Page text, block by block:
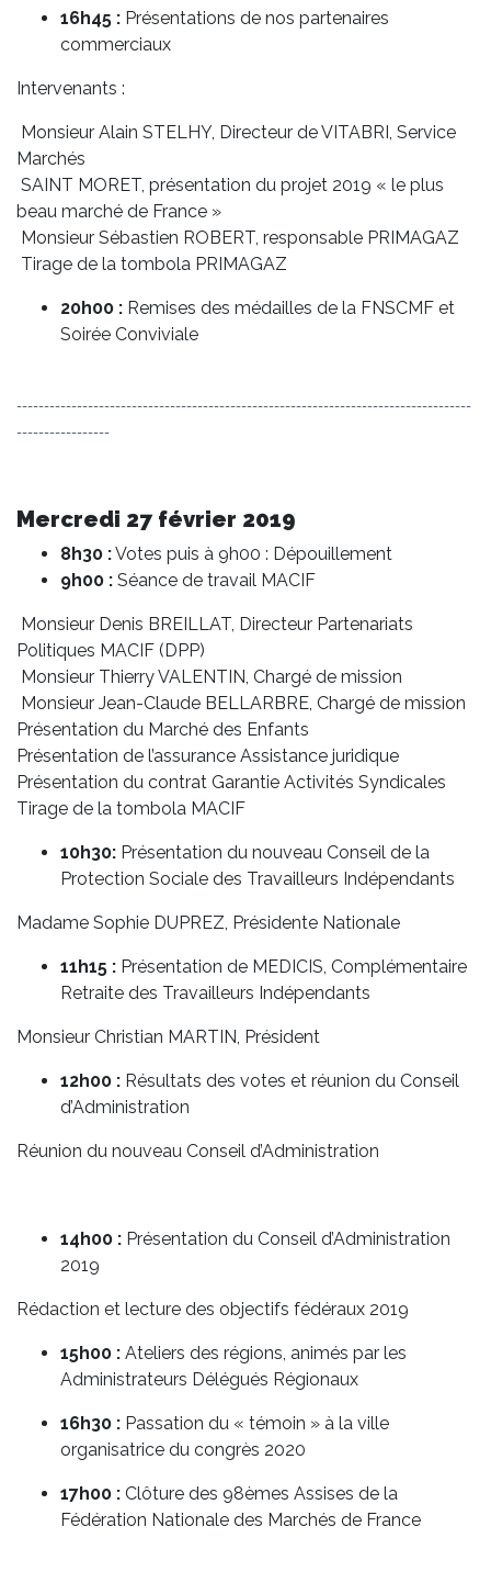
16h45 : Présentations de nos partenaires
commerciaux
Intervenants :
Monsieur Alain STELHY, Directeur de VITABRI, Service
Marchés
SAINT MORET, présentation du projet 2019 « le plus
beau marché de France »
Monsieur Sébastien ROBERT, responsable PRIMAGAZ
Tirage de la tombola PRIMAGAZ
20h00 : Remises des médailles de la FNSCMF et
Soirée Conviviale
-----------------------------------------------------------------------------------
-----------------
Mercredi 27 février 2019
8h30 :Votes puis à 9h00 : Dépouillement
9h00 : Séance de travail MACIF
Monsieur Denis BREILLAT, Directeur Partenariats
Politiques MACIF (DPP)
Monsieur Thierry VALENTIN, Chargé de mission
Monsieur Jean-Claude BELLARBRE, Chargé de mission
Présentation du Marché des Enfants
Présentation de l’assurance Assistance juridique
Présentation du contrat Garantie Activités Syndicales
Tirage de la tombola MACIF
10h30: Présentation du nouveau Conseil de la
Protection Sociale des Travailleurs Indépendants
Madame Sophie DUPREZ, Présidente Nationale
11h15 : Présentation de MEDICIS, Complémentaire
Retraite des Travailleurs Indépendants
Monsieur Christian MARTIN, Président
12h00 : Résultats des votes et réunion du Conseil
d’Administration
Réunion du nouveau Conseil d’Administration
14h00 : Présentation du Conseil d’Administration
2019
Rédaction et lecture des objectifs fédéraux 2019
15h00 : Ateliers des régions, animés par les
Administrateurs Délégués Régionaux
16h30 : Passation du « témoin » à la ville
organisatrice du congrès 2020
17h00 : Clôture des 98èmes Assises de la
Fédération Nationale des Marchés de France